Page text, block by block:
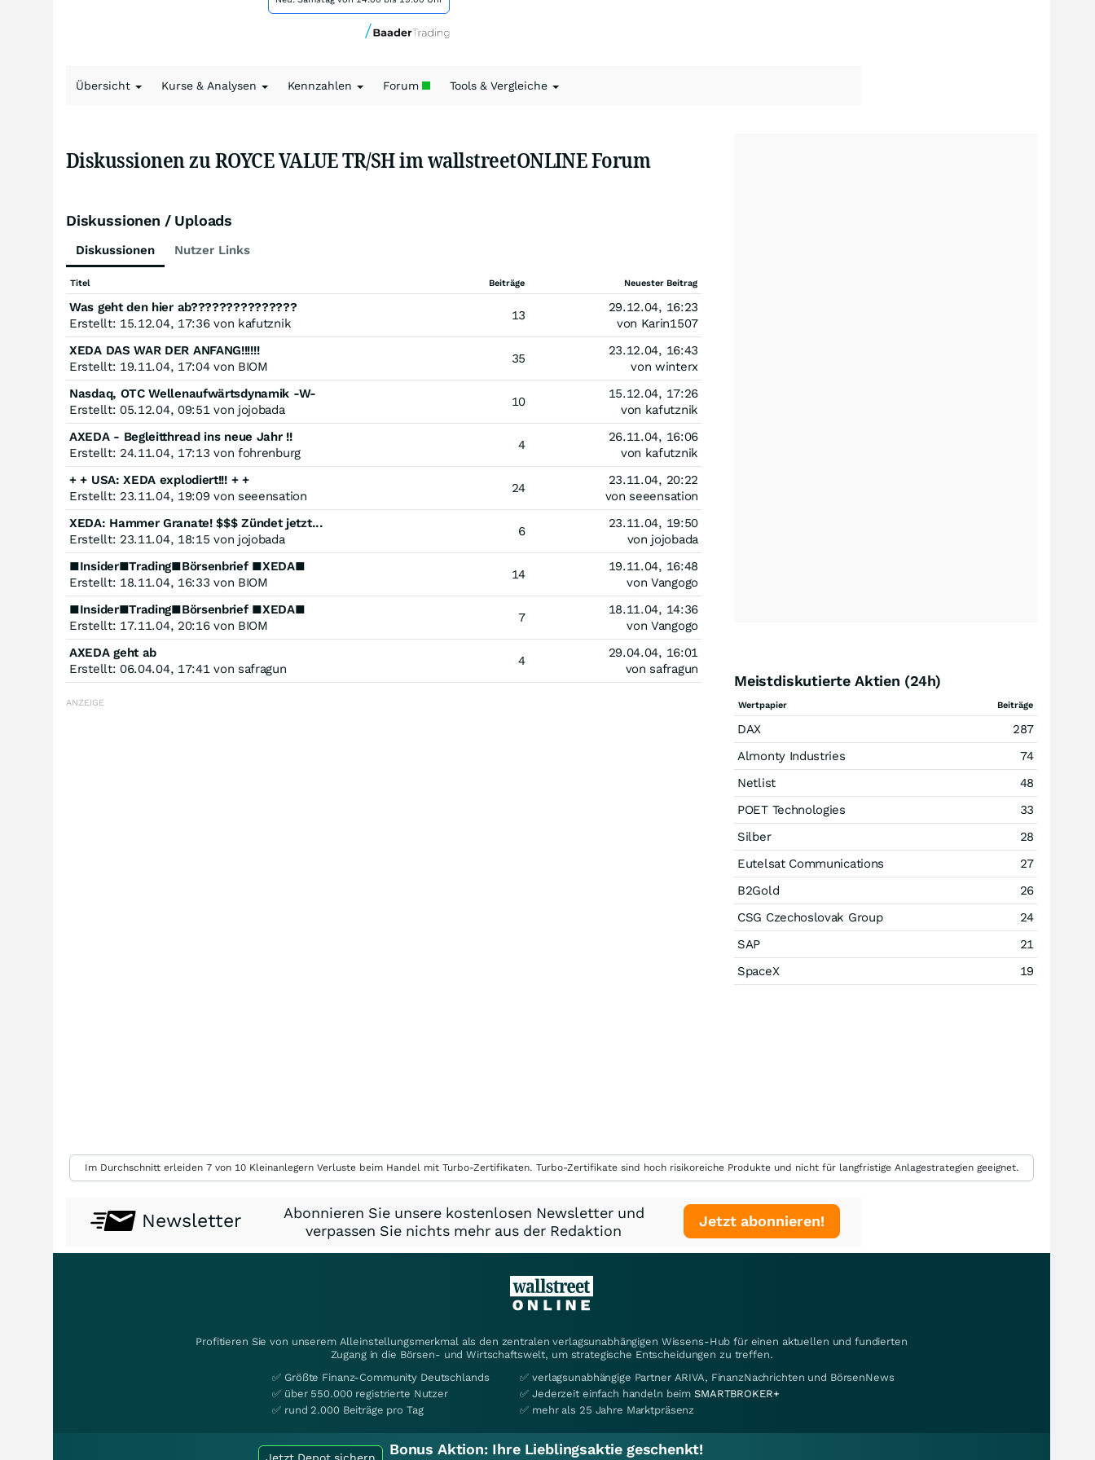
Übersicht Kurse & Analysen Kennzahlen Forum Tools & Vergleiche
Diskussionen zu ROYCE VALUE TR/SH im wallstreetONLINE Forum
Diskussionen / Uploads
Diskussionen Nutzer Links
Titel Beiträge Neuester Beitrag
Was geht den hier ab???????????????
Erstellt: 15.12.04, 17:36 von kafutznik
13
29.12.04, 16:23
von Karin1507
XEDA DAS WAR DER ANFANG!!!!!!
Erstellt: 19.11.04, 17:04 von BIOM
35
23.12.04, 16:43
von winterx
Nasdaq, OTC Wellenaufwärtsdynamik -W-
Erstellt: 05.12.04, 09:51 von jojobada
10
15.12.04, 17:26
von kafutznik
AXEDA - Begleitthread ins neue Jahr !!
Erstellt: 24.11.04, 17:13 von fohrenburg
4
26.11.04, 16:06
von kafutznik
+ + USA: XEDA explodiert!!! + +
Erstellt: 23.11.04, 19:09 von seeensation
24
23.11.04, 20:22
von seeensation
XEDA: Hammer Granate! $$$ Zündet jetzt...
Erstellt: 23.11.04, 18:15 von jojobada
6
23.11.04, 19:50
von jojobada
■Insider■Trading■Börsenbrief ■XEDA■
Erstellt: 18.11.04, 16:33 von BIOM
14
19.11.04, 16:48
von Vangogo
■Insider■Trading■Börsenbrief ■XEDA■
Erstellt: 17.11.04, 20:16 von BIOM
7
18.11.04, 14:36
von Vangogo
AXEDA geht ab
Erstellt: 06.04.04, 17:41 von safragun
4
29.04.04, 16:01
von safragun
Meistdiskutierte Aktien (24h)
Wertpapier Beiträge
DAX
287
Almonty Industries
74
Netlist
48
POET Technologies
33
Silber
28
Eutelsat Communications
27
B2Gold
26
CSG Czechoslovak Group
24
SAP
21
SpaceX
19
Im Durchschnitt erleiden 7 von 10 Kleinanlegern Verluste beim Handel mit Turbo-Zertifikaten. Turbo-Zertifikate sind hoch risikoreiche Produkte und nicht für langfristige Anlagestrategien geeignet.
Newsletter
Abonnieren Sie unsere kostenlosen Newsletter und
verpassen Sie nichts mehr aus der Redaktion
Jetzt abonnieren!
Profitieren Sie von unserem Alleinstellungsmerkmal als den zentralen verlagsunabhängigen Wissens-Hub für einen aktuellen und fundierten
Zugang in die Börsen- und Wirtschaftswelt, um strategische Entscheidungen zu treffen.
✅ Größte Finanz-Community Deutschlands
✅ über 550.000 registrierte Nutzer
✅ rund 2.000 Beiträge pro Tag
✅ verlagsunabhängige Partner ARIVA, FinanzNachrichten und BörsenNews
✅ Jederzeit einfach handeln beimSMARTBROKER+
✅ mehr als 25 Jahre Marktpräsenz
Bonus Aktion: Ihre Lieblingsaktie geschenkt!